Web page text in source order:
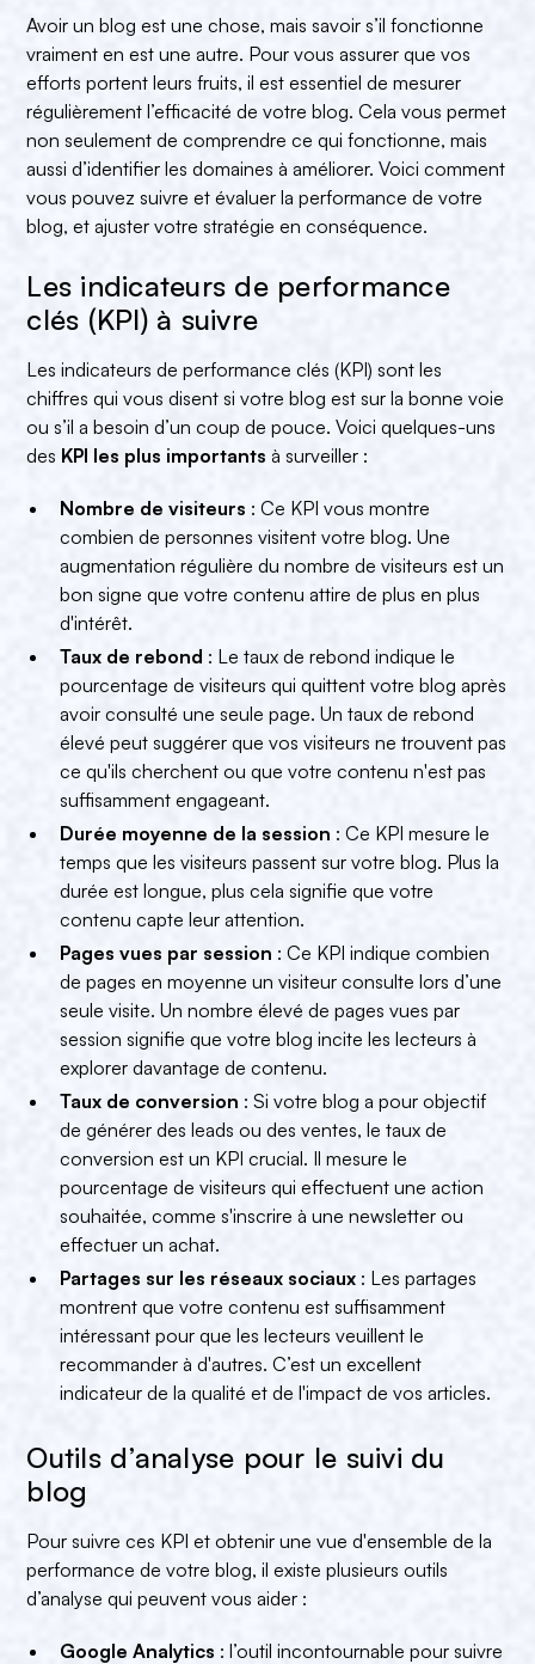
Avoir un blog est une chose, mais savoir s’il fonctionne
vraiment en est une autre. Pour vous assurer que vos
efforts portent leurs fruits, il est essentiel de mesurer
régulièrement l’efficacité de votre blog. Cela vous permet
non seulement de comprendre ce qui fonctionne, mais
aussi d’identifier les domaines à améliorer. Voici comment
vous pouvez suivre et évaluer la performance de votre
blog, et ajuster votre stratégie en conséquence.
Les indicateurs de performance
clés (KPI) à suivre
Les indicateurs de performance clés (KPI) sont les
chiffres qui vous disent si votre blog est sur la bonne voie
ou s’il a besoin d’un coup de pouce. Voici quelques-uns
des KPI les plus importants à surveiller :
Nombre de visiteurs : Ce KPI vous montre
combien de personnes visitent votre blog. Une
augmentation régulière du nombre de visiteurs est un
bon signe que votre contenu attire de plus en plus
d'intérêt.
Taux de rebond : Le taux de rebond indique le
pourcentage de visiteurs qui quittent votre blog après
avoir consulté une seule page. Un taux de rebond
élevé peut suggérer que vos visiteurs ne trouvent pas
ce qu'ils cherchent ou que votre contenu n'est pas
suffisamment engageant.
Durée moyenne de la session : Ce KPI mesure le
temps que les visiteurs passent sur votre blog. Plus la
durée est longue, plus cela signifie que votre
contenu capte leur attention.
Pages vues par session : Ce KPI indique combien
de pages en moyenne un visiteur consulte lors d’une
seule visite. Un nombre élevé de pages vues par
session signifie que votre blog incite les lecteurs à
explorer davantage de contenu.
Taux de conversion : Si votre blog a pour objectif
de générer des leads ou des ventes, le taux de
conversion est un KPI crucial. Il mesure le
pourcentage de visiteurs qui effectuent une action
souhaitée, comme s'inscrire à une newsletter ou
effectuer un achat.
Partages sur les réseaux sociaux : Les partages
montrent que votre contenu est suffisamment
intéressant pour que les lecteurs veuillent le
recommander à d'autres. C’est un excellent
indicateur de la qualité et de l'impact de vos articles.
Outils d’analyse pour le suivi du
blog
Pour suivre ces KPI et obtenir une vue d'ensemble de la
performance de votre blog, il existe plusieurs outils
d’analyse qui peuvent vous aider :
Google Analytics : l’outil incontournable pour suivre